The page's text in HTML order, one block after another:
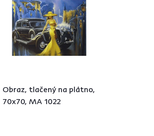
Obraz, tlačený na plátno,
70x70, MA 1022